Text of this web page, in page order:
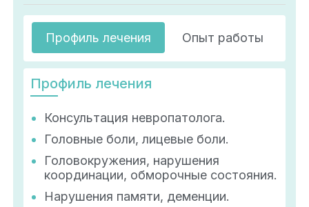
Профиль лечения Опыт работы
Профиль лечения
Консультация невропатолога.
Головные боли, лицевые боли.
Головокружения, нарушения
координации, обморочные состояния.
Нарушения памяти, деменции.